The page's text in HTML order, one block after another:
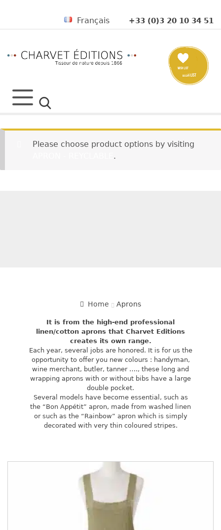
+33 (0)3 20 10 34 51
Français
Please choose product options by visiting
.
Home Aprons
It is from the high-end professional
linen/cotton aprons that Charvet Editions
creates its own range.
Each year, several jobs are honored. It is for us the
opportunity to offer you new colours : handyman,
wine merchant, butler, tanner …., these long and
wrapping aprons with or without bibs have a large
double pocket.
Several models have become essential, such as
the “Bon Appétit” apron, made from washed linen
or such as the “Rainbow” apron which is simply
decorated with very thin coloured stripes.